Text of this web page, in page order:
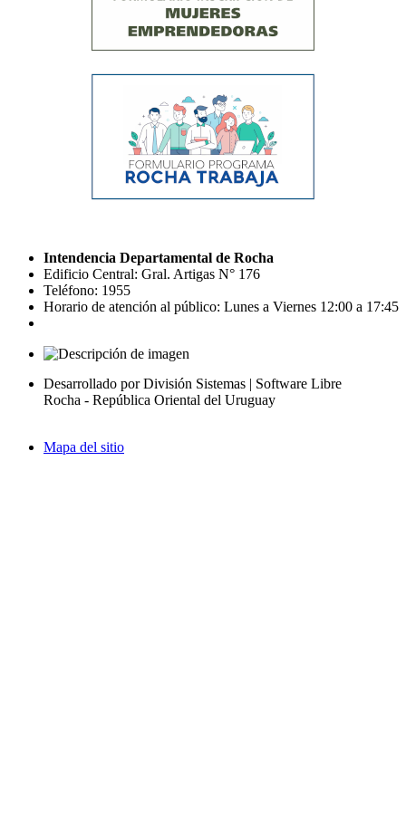
Intendencia Departamental de Rocha
Edificio Central: Gral. Artigas N° 176
Teléfono: 1955
Horario de atención al público: Lunes a Viernes 12:00 a 17:45
Desarrollado por División Sistemas | Software Libre
Rocha - República Oriental del Uruguay
Mapa del sitio